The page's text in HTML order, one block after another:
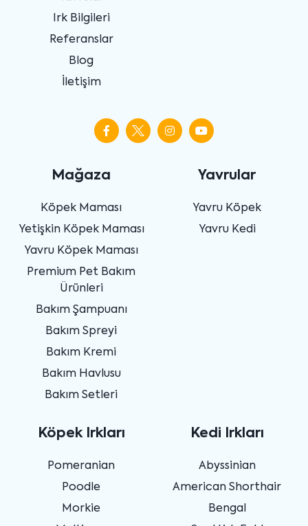
Irk Bilgileri
Referanslar
Blog
İletişim
Mağaza
Köpek Maması
Yetişkin Köpek Maması
Yavru Köpek Maması
Premium Pet Bakım
Ürünleri
Bakım Şampuanı
Bakım Spreyi
Bakım Kremi
Bakım Havlusu
Bakım Setleri
Yavrular
Yavru Köpek
Yavru Kedi
Köpek Irkları
Pomeranian
Poodle
Morkie
Kedi Irkları
Abyssinian
American Shorthair
Bengal